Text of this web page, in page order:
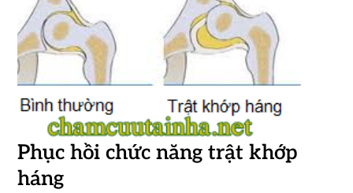
Phục hồi chức năng trật khớp
háng